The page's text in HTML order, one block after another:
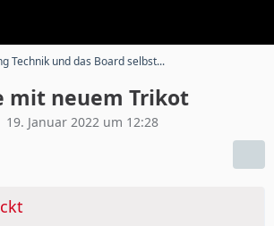
Technik und das Board selbst...
mit neuem Trikot
19. Januar 2022 um 12:28